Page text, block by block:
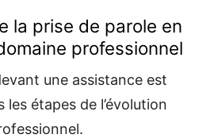
la prise de parole en
professionnel
une assistance est
les étapes de l’évolution